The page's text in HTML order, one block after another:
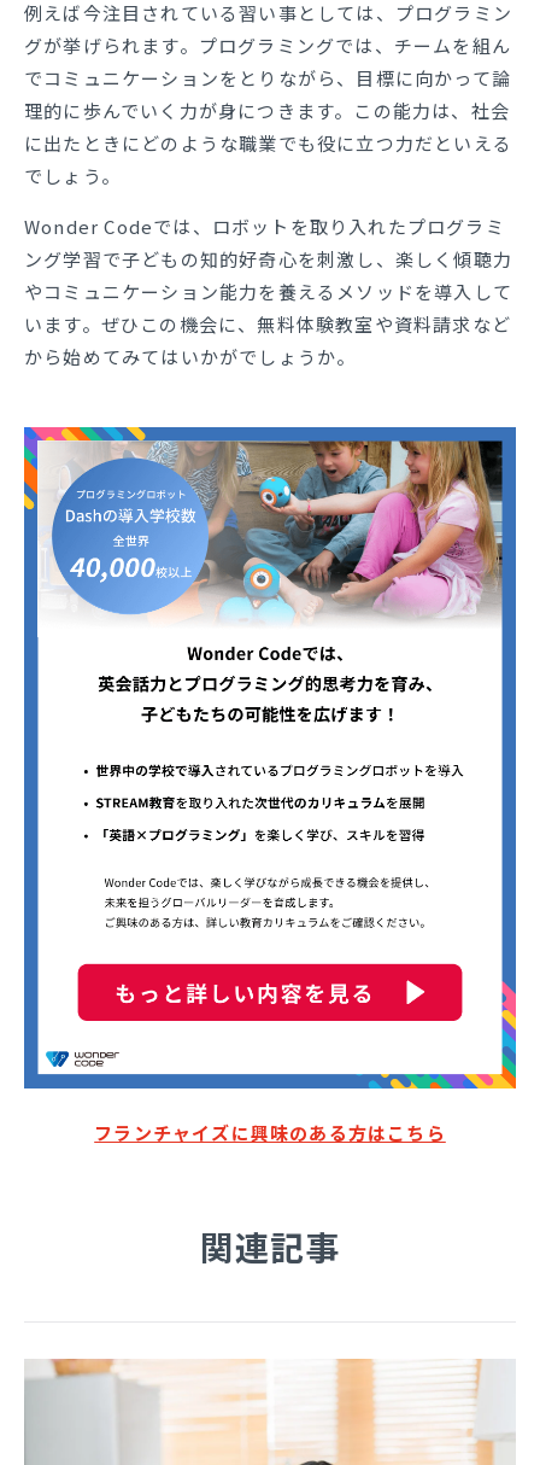
例えば今注目されている習い事としては、プログラミン
グが挙げられます。プログラミングでは、チームを組ん
でコミュニケーションをとりながら、目標に向かって論
理的に歩んでいく力が身につきます。この能力は、社会
に出たときにどのような職業でも役に立つ力だといえる
でしょう。
Wonder Codeでは、ロボットを取り入れたプログラミ
ング学習で子どもの知的好奇心を刺激し、楽しく傾聴力
やコミュニケーション能力を養えるメソッドを導入して
います。ぜひこの機会に、無料体験教室や資料請求など
から始めてみてはいかがでしょうか。
フランチャイズに興味のある方はこちら
関連記事